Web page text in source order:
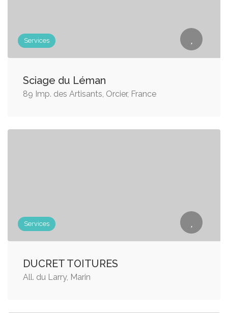
Services
Sciage du Léman
89 Imp. des Artisants, Orcier, France
Services
DUCRET TOITURES
All. du Larry, Marin